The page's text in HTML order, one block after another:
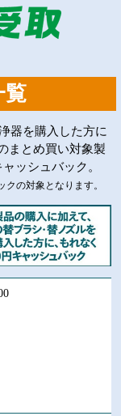
覧
器を購入した方に
まとめ買い対象製
ッシュバック。
の対象となります。